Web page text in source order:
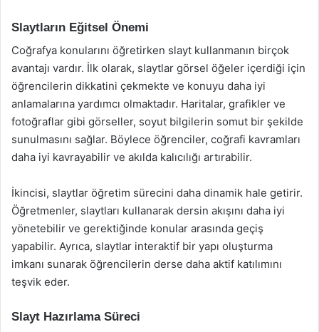
Slaytların Eğitsel Önemi
Coğrafya konularını öğretirken slayt kullanmanın birçok
avantajı vardır. İlk olarak, slaytlar görsel öğeler içerdiği için
öğrencilerin dikkatini çekmekte ve konuyu daha iyi
anlamalarına yardımcı olmaktadır. Haritalar, grafikler ve
fotoğraflar gibi görseller, soyut bilgilerin somut bir şekilde
sunulmasını sağlar. Böylece öğrenciler, coğrafi kavramları
daha iyi kavrayabilir ve akılda kalıcılığı artırabilir.
İkincisi, slaytlar öğretim sürecini daha dinamik hale getirir.
Öğretmenler, slaytları kullanarak dersin akışını daha iyi
yönetebilir ve gerektiğinde konular arasında geçiş
yapabilir. Ayrıca, slaytlar interaktif bir yapı oluşturma
imkanı sunarak öğrencilerin derse daha aktif katılımını
teşvik eder.
Slayt Hazırlama Süreci